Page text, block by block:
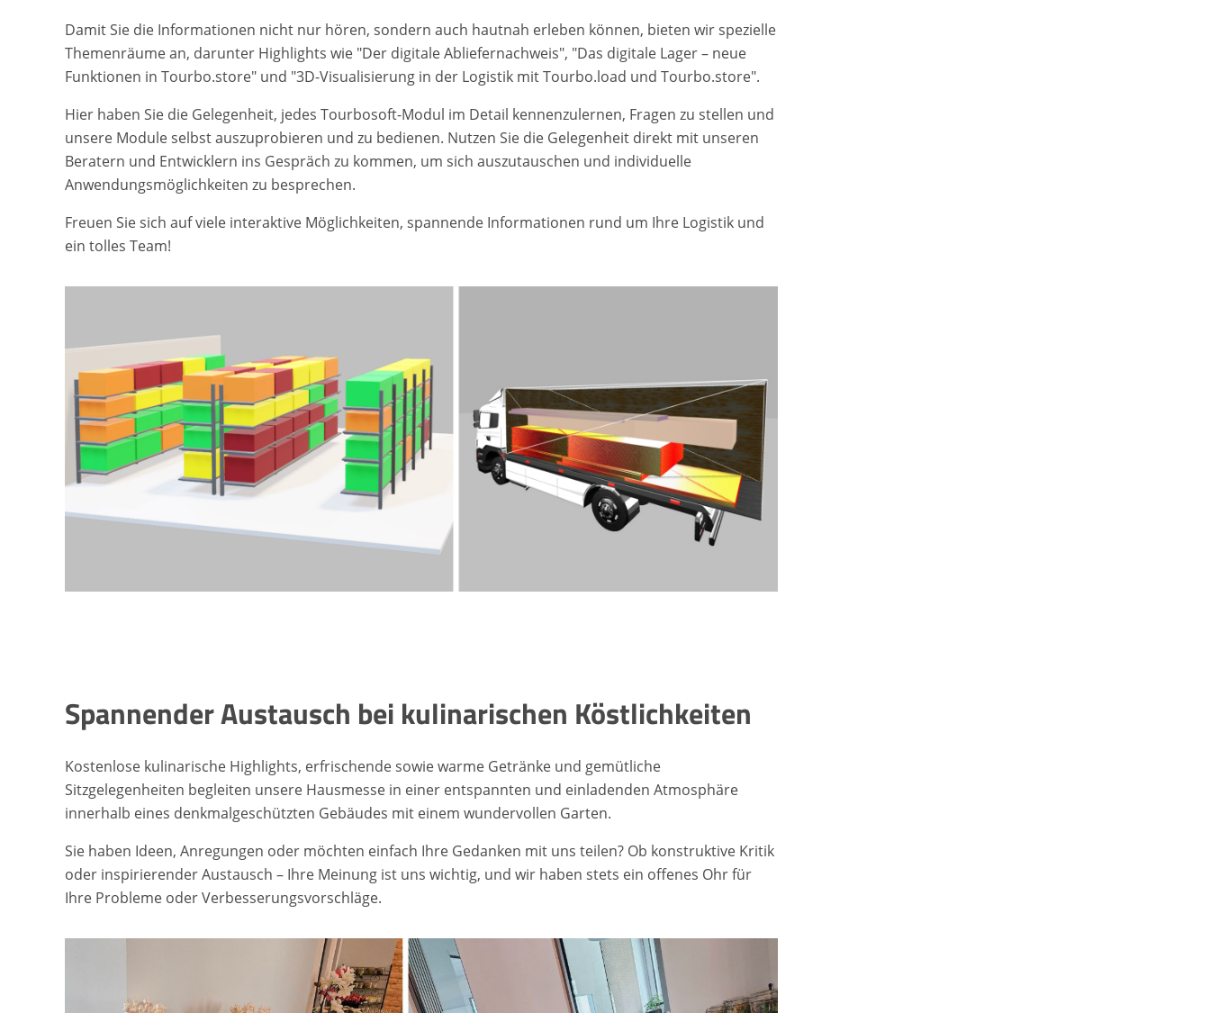
Damit Sie die Informationen nicht nur hören, sondern auch hautnah erleben können, bieten wir spezielle
Themenräume an, darunter Highlights wie "Der digitale Abliefernachweis", "Das digitale Lager – neue
Funktionen in Tourbo.store" und "3D-Visualisierung in der Logistik mit Tourbo.load und Tourbo.store".
Hier haben Sie die Gelegenheit, jedes Tourbosoft-Modul im Detail kennenzulernen, Fragen zu stellen und
unsere Module selbst auszuprobieren und zu bedienen. Nutzen Sie die Gelegenheit direkt mit unseren
Beratern und Entwicklern ins Gespräch zu kommen, um sich auszutauschen und individuelle
Anwendungsmöglichkeiten zu besprechen.
Freuen Sie sich auf viele interaktive Möglichkeiten, spannende Informationen rund um Ihre Logistik und
ein tolles Team!
Spannender Austausch bei kulinarischen Köstlichkeiten
Kostenlose kulinarische Highlights, erfrischende sowie warme Getränke und gemütliche
Sitzgelegenheiten begleiten unsere Hausmesse in einer entspannten und einladenden Atmosphäre
innerhalb eines denkmalgeschützten Gebäudes mit einem wundervollen Garten.
Sie haben Ideen, Anregungen oder möchten einfach Ihre Gedanken mit uns teilen? Ob konstruktive Kritik
oder inspirierender Austausch – Ihre Meinung ist uns wichtig, und wir haben stets ein offenes Ohr für
Ihre Probleme oder Verbesserungsvorschläge.